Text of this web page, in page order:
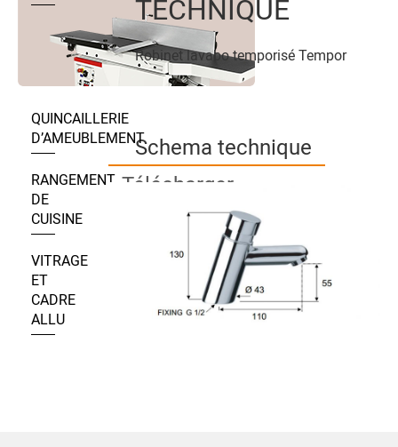
QUINCAILLERIE
D’AMEUBLEMENT
RANGEMENT
DE
CUISINE
VITRAGE
ET
CADRE
ALLU
TECHNIQUE
Robinet lavabo temporisé Tempor
Schema technique
Télécharger